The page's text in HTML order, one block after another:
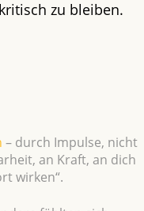
zu bleiben.
– durch Impulse, nicht
an Kraft, an dich
wirken“.